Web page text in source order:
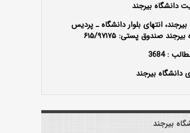
دانشگاه بیرجند
انتهای بلوار دانشگاه ـ پردیس
صندوق پستی: ۶۱۵/۹۷۱۷۵
: 3684
دانشگاه بیرجند
بیرجند